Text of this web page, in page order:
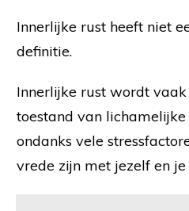
Innerlijke rust heeft niet
definitie.
Innerlijke rust wordt
toestand van
ondanks vele
vrede zijn met jezelf en